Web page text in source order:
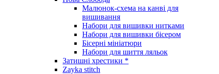
Малюнок-схема на канві для
вишивання
Набори для вишивки нитками
Набори для вишивки бісером
Бісерні мініатюри
Набори для шиття ляльок
Затишні хрестики *
Zayka stitch